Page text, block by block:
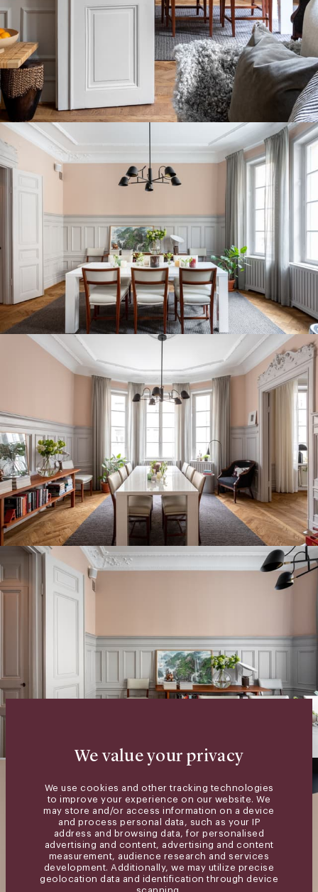
We value your privacy
We use cookies and other tracking technologies
to improve your experience on our website. We
may store and/or access information on a device
and process personal data, such as your IP
address and browsing data, for personalised
advertising and content, advertising and content
measurement, audience research and services
development. Additionally, we may utilize precise
geolocation data and identification through device